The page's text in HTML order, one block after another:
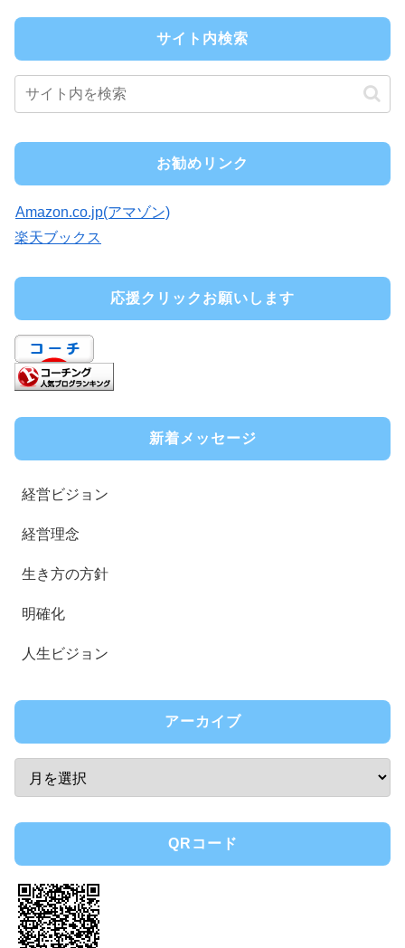
サイト内検索
お勧めリンク
Amazon.co.jp(アマゾン)
楽天ブックス
応援クリックお願いします
新着メッセージ
経営ビジョン
経営理念
生き方の方針
明確化
人生ビジョン
アーカイブ
QRコード